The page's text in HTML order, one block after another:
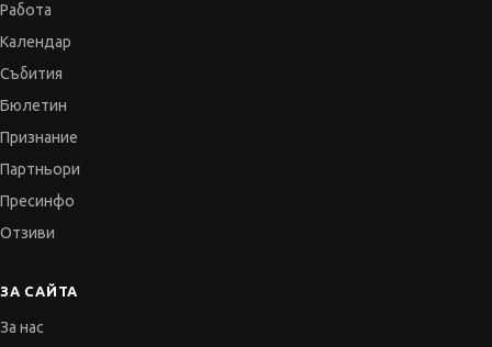
Работа
Календар
Събития
Бюлетин
Признание
Партньори
Пресинфо
Отзиви
ЗА САЙТА
За нас